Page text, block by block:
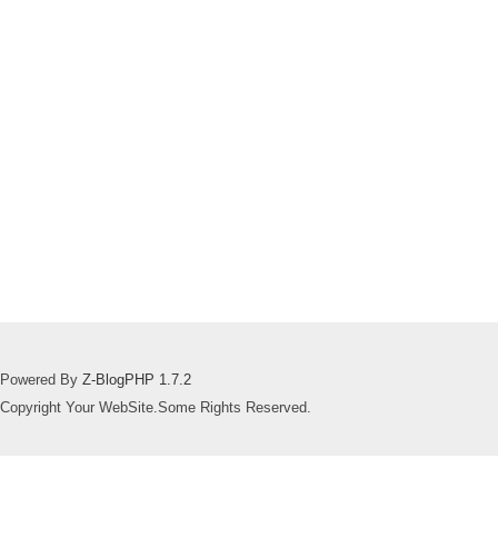
Powered By Z-BlogPHP 1.7.2
Copyright Your WebSite.Some Rights Reserved.